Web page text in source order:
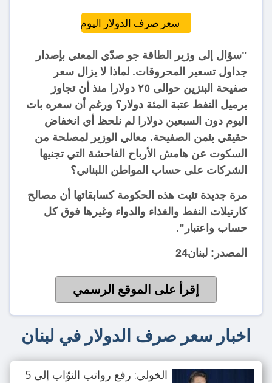
سعر صرف الدولار اليوم
"سؤال إلى وزير الطاقة جو صدّي المعني بإصدار
جداول تسعير المحروقات. لماذا لا يزال سعر
صفيحة البنزين حوالى ٢٥ دولارا منذ أن تجاوز
برميل النفط عتبة المئة دولار؟ ورغم أن سعره بات
اليوم دون السبعين دولارا لم نلحظ أي انخفاض
حقيقي بثمن الصفيحة. معالي الوزير لمصلحة من
السكوت عن هامش الأرباح الفاحشة التي تجنيها
الشركات على حساب المواطن اللبناني؟
مرة جديدة تثبت هذه الحكومة كسابقاتها أن مصالح
كارتيلات النفط والغذاء والدواء وغيرها فوق كل
حساب واعتبار".
المصدر: لبنان24
إقرأ على الموقع الرسمي
اخبار سعر صرف الدولار في لبنان
الخولي: رفع رواتب النوّاب إلى 5